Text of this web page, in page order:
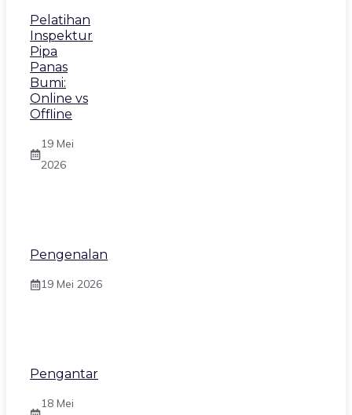
Pelatihan
Inspektur
Pipa
Panas
Bumi:
Online vs
Offline
19 Mei
2026
Pengenalan
19 Mei 2026
Pengantar
18 Mei